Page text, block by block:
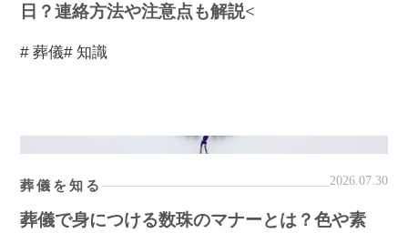
日？連絡方法や注意点も解説<
# 葬儀# 知識
葬儀を知る 2026.07.30
葬儀で身につける数珠のマナーとは？色や素